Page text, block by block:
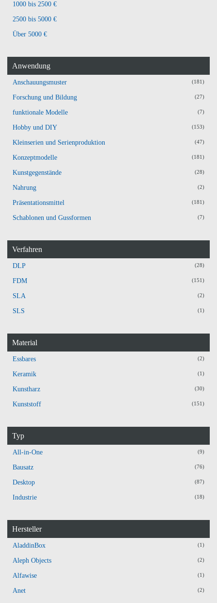
1000 bis 2500 €
2500 bis 5000 €
Über 5000 €
Anwendung
Anschauungsmuster (181)
Forschung und Bildung (27)
funktionale Modelle (7)
Hobby und DIY (153)
Kleinserien und Serienproduktion (47)
Konzeptmodelle (181)
Kunstgegenstände (28)
Nahrung (2)
Präsentationsmittel (181)
Schablonen und Gussformen (7)
Verfahren
DLP (28)
FDM (151)
SLA (2)
SLS (1)
Material
Essbares (2)
Keramik (1)
Kunstharz (30)
Kunststoff (151)
Typ
All-in-One (9)
Bausatz (76)
Desktop (87)
Industrie (18)
Hersteller
AladdinBox (1)
Aleph Objects (2)
Alfawise (1)
Anet (2)